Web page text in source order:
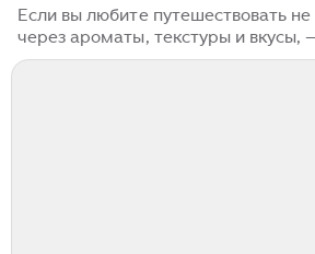
Если вы любите путешествовать
через ароматы, текстуры и вкусы,
по адресу. Добро пожаловать в